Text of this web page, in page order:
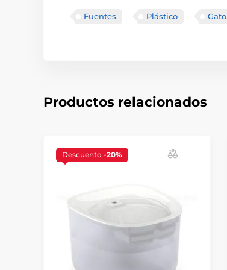
Fuentes Plástico Gato
Productos relacionados
Descuento -20%